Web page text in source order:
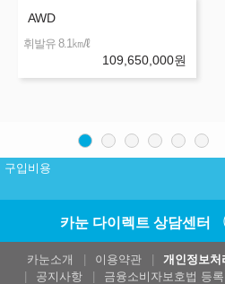
AWD
휘발유 8.1㎞/ℓ
109,650,000원
구입비용
카눈 다이렉트 상담센터
카눈소개 이용약관 개인정보처
공지사항
금융소비자보호법 등